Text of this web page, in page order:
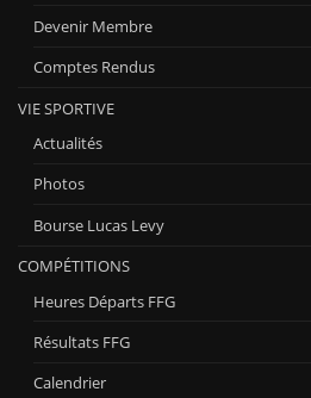
Devenir Membre
Comptes Rendus
VIE SPORTIVE
Actualités
Photos
Bourse Lucas Levy
COMPÉTITIONS
Heures Départs FFG
Résultats FFG
Calendrier